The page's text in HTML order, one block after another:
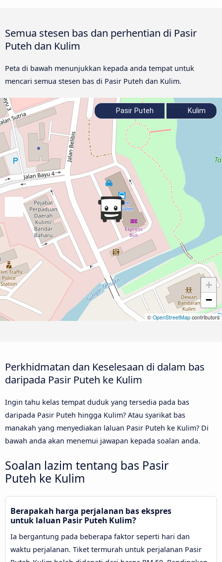
Semua stesen bas dan perhentian di Pasir
Puteh dan Kulim
Peta di bawah menunjukkan kepada anda tempat untuk
mencari semua stesen bas di Pasir Puteh dan Kulim.
+
−
© OpenStreetMap contributors
Pasir Puteh Kulim
Perkhidmatan dan Keselesaan di dalam bas
daripada Pasir Puteh ke Kulim
Ingin tahu kelas tempat duduk yang tersedia pada bas
daripada Pasir Puteh hingga Kulim? Atau syarikat bas
manakah yang menyediakan laluan Pasir Puteh ke Kulim? Di
bawah anda akan menemui jawapan kepada soalan anda.
Soalan lazim tentang bas Pasir
Puteh ke Kulim
Berapakah harga perjalanan bas ekspres
untuk laluan Pasir Puteh Kulim?
Ia bergantung pada beberapa faktor seperti hari dan
waktu perjalanan. Tiket termurah untuk perjalanan Pasir